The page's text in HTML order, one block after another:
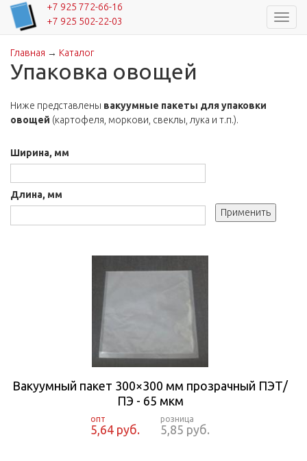
+7 925 772-66-16
+7 925 502-22-03
Вы здесь
Главная → Каталог
Упаковка овощей
Ниже представлены вакуумные пакеты для упаковки
овощей (картофеля, моркови, свеклы, лука и т.п.).
Ширина, мм
Длина, мм
Вакуумный пакет 300×300 мм прозрачный ПЭТ/
ПЭ - 65 мкм
5,64 руб. 5,85 руб.